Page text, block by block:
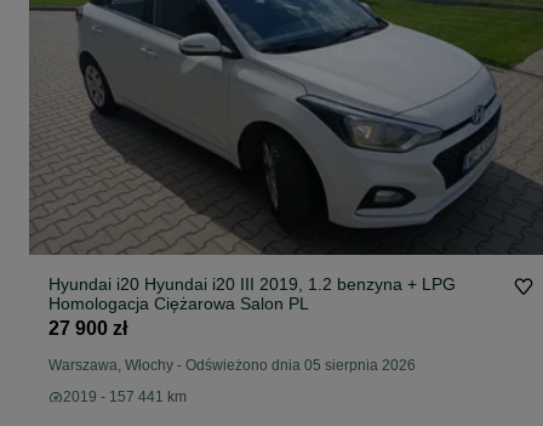
Hyundai i20 Hyundai i20 III 2019, 1.2 benzyna + LPG
Homologacja Ciężarowa Salon PL
27 900 zł
Warszawa, Włochy - Odświeżono dnia 05 sierpnia 2026
2019 - 157 441 km